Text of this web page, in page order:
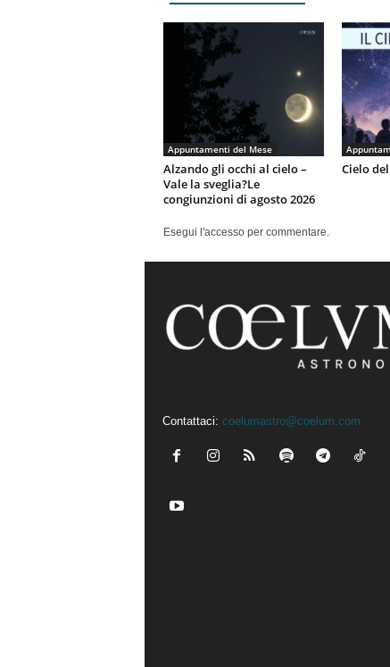
Appuntamenti del Mese
Alzando gli occhi al cielo –
Vale la sveglia?Le
congiunzioni di agosto 2026
Cielo
Esegui l'accesso per commentare.
Contattaci: coelumastro@coelum.com